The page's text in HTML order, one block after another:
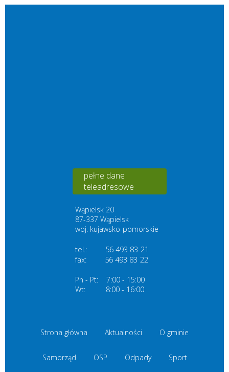
pełne dane
teleadresowe
Wąpielsk 20
87-337 Wąpielsk
woj. kujawsko-pomorskie
tel.:
56 493 83 21
fax:
56 493 83 22
Pn - Pt:
7:00 - 15:00
Wt:
8:00 - 16:00
Strona główna Aktualności O gminie
Samorząd OSP Odpady Sport